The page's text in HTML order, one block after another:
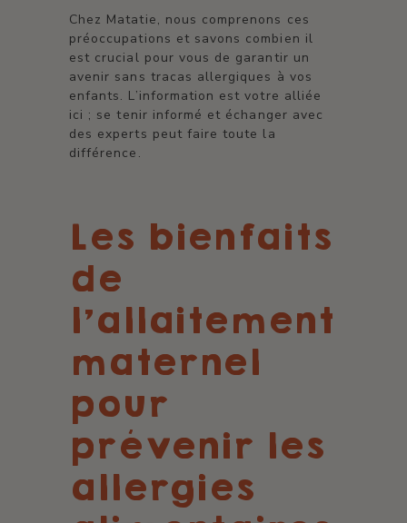
Chez Matatie, nous comprenons ces
préoccupations et savons combien il
est crucial pour vous de garantir un
avenir sans tracas allergiques à vos
enfants. L’information est votre alliée
ici ; se tenir informé et échanger avec
des experts peut faire toute la
différence.
Les bienfaits
de
l'allaitement
maternel
pour
prévenir les
allergies